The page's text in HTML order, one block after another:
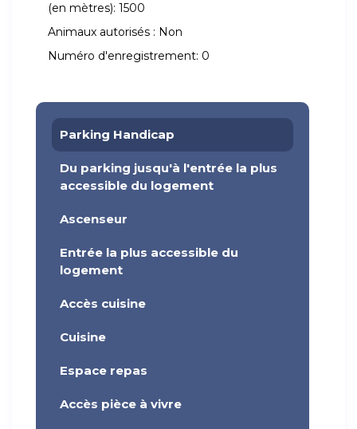
(en mètres): 1500
Animaux autorisés : Non
Numéro d'enregistrement: 0
Parking Handicap
Du parking jusqu'à l'entrée la plus
accessible du logement
Ascenseur
Entrée la plus accessible du
logement
Accès cuisine
Cuisine
Espace repas
Accès pièce à vivre